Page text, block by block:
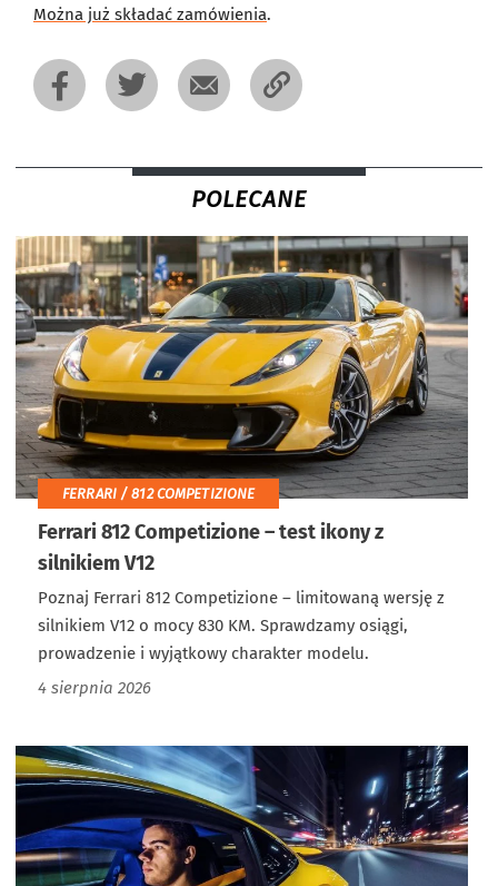
Można już składać zamówienia.
POLECANE
FERRARI / 812 COMPETIZIONE
Ferrari 812 Competizione – test ikony z
silnikiem V12
Poznaj Ferrari 812 Competizione – limitowaną wersję z
silnikiem V12 o mocy 830 KM. Sprawdzamy osiągi,
prowadzenie i wyjątkowy charakter modelu.
4 sierpnia 2026